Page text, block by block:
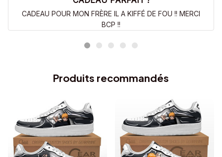
CADEAU POUR MON FRÈRE IL A KIFFÉ DE FOU !! MERCI
BCP !!
Produits recommandés